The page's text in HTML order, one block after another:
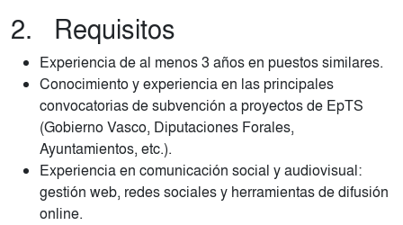
2. Requisitos
Experiencia de al menos 3 años en puestos similares.
Conocimiento y experiencia en las principales
convocatorias de subvención a proyectos de EpTS
(Gobierno Vasco, Diputaciones Forales,
Ayuntamientos, etc.).
Experiencia en comunicación social y audiovisual:
gestión web, redes sociales y herramientas de difusión
online.